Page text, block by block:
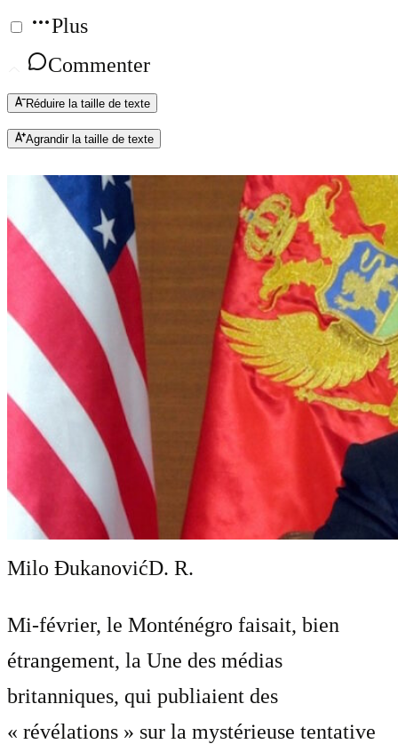
Plus
Commenter
Réduire la taille de texte
Agrandir la taille de texte
Milo ĐukanovićD. R.
Mi-février, le Monténégro faisait, bien
étrangement, la Une des médias
britanniques, qui publiaient des
« révélations » sur la mystérieuse tentative